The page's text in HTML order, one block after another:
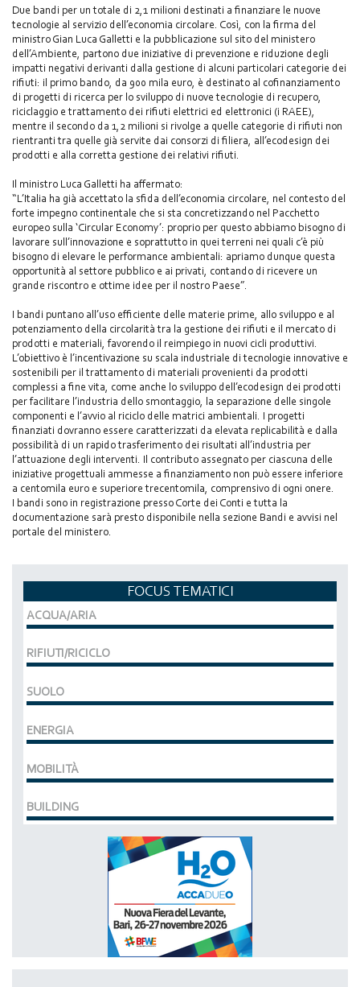
Due bandi per un totale di 2,1 milioni destinati a finanziare le nuove
tecnologie al servizio dell’economia circolare. Così, con la firma del
ministro Gian Luca Galletti e la pubblicazione sul sito del ministero
dell’Ambiente, partono due iniziative di prevenzione e riduzione degli
impatti negativi derivanti dalla gestione di alcuni particolari categorie dei
rifiuti: il primo bando, da 900 mila euro, è destinato al cofinanziamento
di progetti di ricerca per lo sviluppo di nuove tecnologie di recupero,
riciclaggio e trattamento dei rifiuti elettrici ed elettronici (i RAEE),
mentre il secondo da 1,2 milioni si rivolge a quelle categorie di rifiuti non
rientranti tra quelle già servite dai consorzi di filiera, all’ecodesign dei
prodotti e alla corretta gestione dei relativi rifiuti.
Il ministro Luca Galletti ha affermato:
“L’Italia ha già accettato la sfida dell’economia circolare, nel contesto del
forte impegno continentale che si sta concretizzando nel Pacchetto
europeo sulla ‘Circular Economy’: proprio per questo abbiamo bisogno di
lavorare sull’innovazione e soprattutto in quei terreni nei quali c’è più
bisogno di elevare le performance ambientali: apriamo dunque questa
opportunità al settore pubblico e ai privati, contando di ricevere un
grande riscontro e ottime idee per il nostro Paese”.
I bandi puntano all’uso efficiente delle materie prime, allo sviluppo e al
potenziamento della circolarità tra la gestione dei rifiuti e il mercato di
prodotti e materiali, favorendo il reimpiego in nuovi cicli produttivi.
L’obiettivo è l’incentivazione su scala industriale di tecnologie innovative e
sostenibili per il trattamento di materiali provenienti da prodotti
complessi a fine vita, come anche lo sviluppo dell’ecodesign dei prodotti
per facilitare l’industria dello smontaggio, la separazione delle singole
componenti e l’avvio al riciclo delle matrici ambientali. I progetti
finanziati dovranno essere caratterizzati da elevata replicabilità e dalla
possibilità di un rapido trasferimento dei risultati all’industria per
l’attuazione degli interventi. Il contributo assegnato per ciascuna delle
iniziative progettuali ammesse a finanziamento non può essere inferiore
a centomila euro e superiore trecentomila, comprensivo di ogni onere.
I bandi sono in registrazione presso Corte dei Conti e tutta la
documentazione sarà presto disponibile nella sezione Bandi e avvisi nel
portale del ministero.
FOCUS TEMATICI
ACQUA/ARIA
RIFIUTI/RICICLO
SUOLO
ENERGIA
MOBILITÀ
BUILDING
DAL 07-03-2028 AL 10-03-2028,